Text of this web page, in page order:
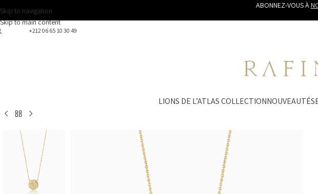
Skip to navigation
Skip to main content
ABONNEZ-VOUS À
+212 06 65 10 30 49
LIONS DE L’ATLAS COLLECTIONNOUVEAUTÉS